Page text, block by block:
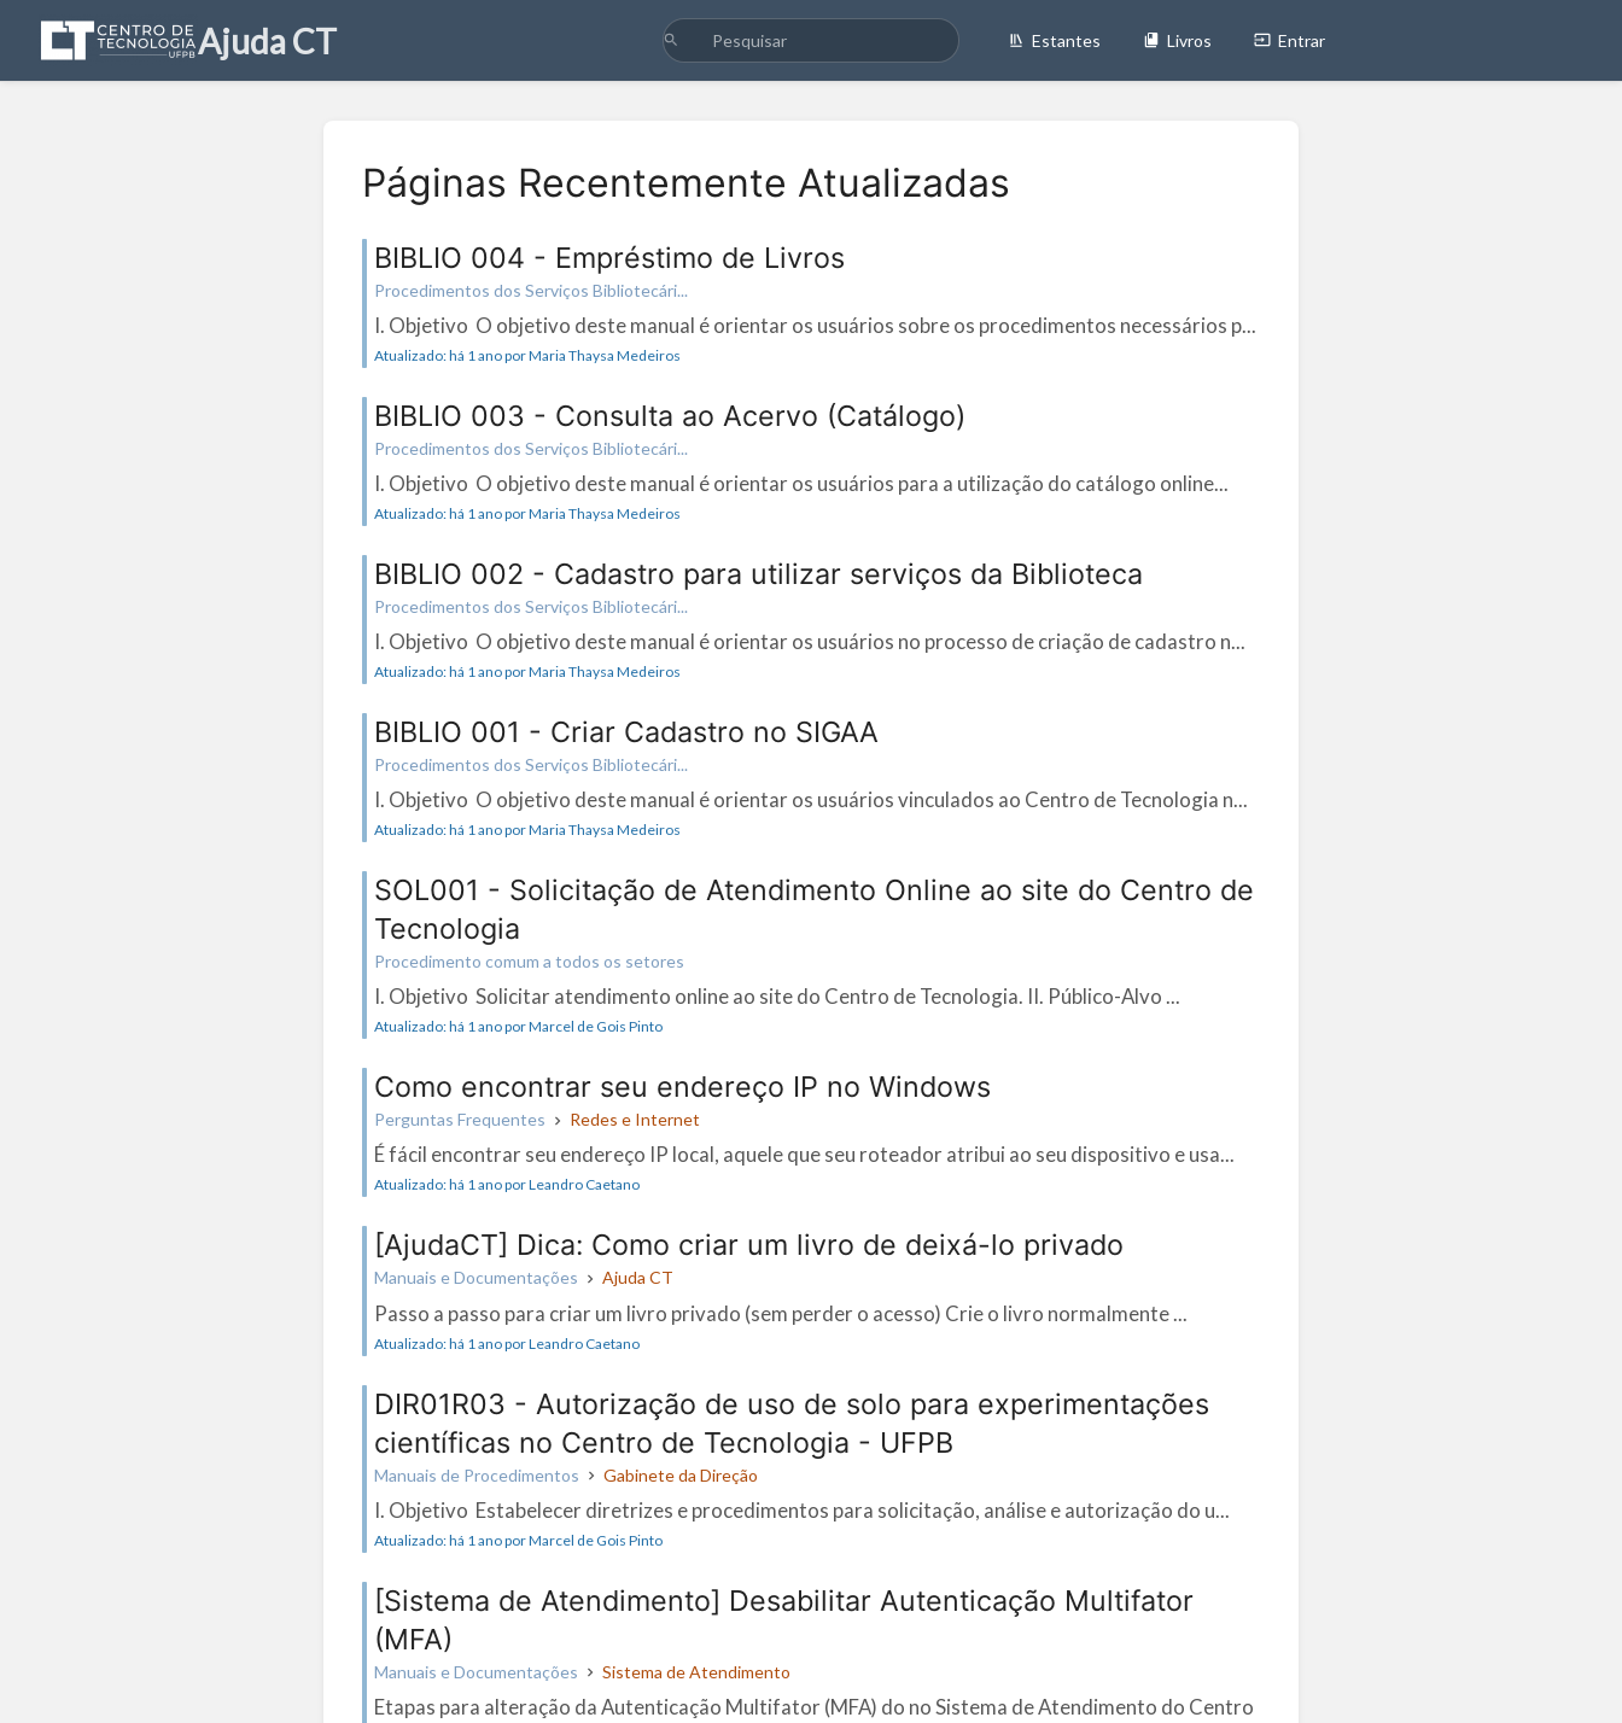
Ajuda CT Estantes Livros Entrar
Páginas Recentemente Atualizadas
BIBLIO 004 - Empréstimo de Livros
Procedimentos dos Serviços Bibliotecári...
I. Objetivo O objetivo deste manual é orientar os usuários sobre os procedimentos necessários p...
Atualizado: há 1 ano por Maria Thaysa Medeiros
BIBLIO 003 - Consulta ao Acervo (Catálogo)
Procedimentos dos Serviços Bibliotecári...
I. Objetivo O objetivo deste manual é orientar os usuários para a utilização do catálogo online...
Atualizado: há 1 ano por Maria Thaysa Medeiros
BIBLIO 002 - Cadastro para utilizar serviços da Biblioteca
Procedimentos dos Serviços Bibliotecári...
I. Objetivo O objetivo deste manual é orientar os usuários no processo de criação de cadastro n...
Atualizado: há 1 ano por Maria Thaysa Medeiros
BIBLIO 001 - Criar Cadastro no SIGAA
Procedimentos dos Serviços Bibliotecári...
I. Objetivo O objetivo deste manual é orientar os usuários vinculados ao Centro de Tecnologia n...
Atualizado: há 1 ano por Maria Thaysa Medeiros
SOL001 - Solicitação de Atendimento Online ao site do Centro de
Tecnologia
Procedimento comum a todos os setores
I. Objetivo Solicitar atendimento online ao site do Centro de Tecnologia. II. Público-Alvo ...
Atualizado: há 1 ano por Marcel de Gois Pinto
Como encontrar seu endereço IP no Windows
Perguntas Frequentes Redes e Internet
É fácil encontrar seu endereço IP local, aquele que seu roteador atribui ao seu dispositivo e usa...
Atualizado: há 1 ano por Leandro Caetano
[AjudaCT] Dica: Como criar um livro de deixá-lo privado
Manuais e Documentações Ajuda CT
Passo a passo para criar um livro privado (sem perder o acesso) Crie o livro normalmente ...
Atualizado: há 1 ano por Leandro Caetano
DIR01R03 - Autorização de uso de solo para experimentações
científicas no Centro de Tecnologia - UFPB
Manuais de Procedimentos Gabinete da Direção
I. Objetivo Estabelecer diretrizes e procedimentos para solicitação, análise e autorização do u...
Atualizado: há 1 ano por Marcel de Gois Pinto
[Sistema de Atendimento] Desabilitar Autenticação Multifator
(MFA)
Manuais e Documentações Sistema de Atendimento
Etapas para alteração da Autenticação Multifator (MFA) do no Sistema de Atendimento do Centro